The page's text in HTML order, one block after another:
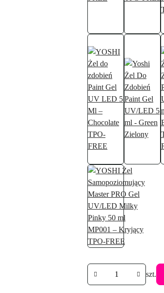
Ilość
szt.